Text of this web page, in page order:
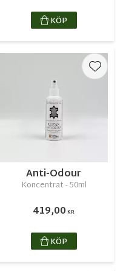
KÖP
i favoriter
Anti-Odour
Koncentrat - 50ml
419,00KR
Lägg
KÖP